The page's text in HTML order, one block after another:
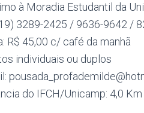
à Moradia Estudantil da
3289-2425 / 9636-9642 /
R$ 45,00 c/ café da manhã
individuais ou duplos
pousada_profademilde@
do IFCH/Unicamp: 4,0 Km